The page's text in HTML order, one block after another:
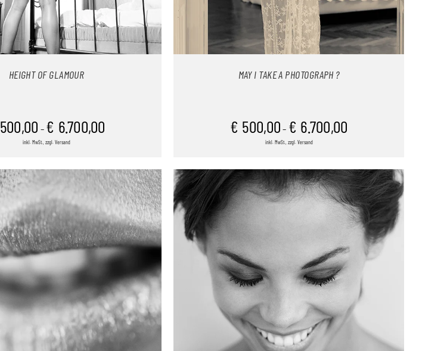
HEIGHT OF GLAMOUR
500,00 – € 6.700,00
inkl. MwSt., zzgl. Versand
MAY I TAKE A PHOTOGRAPH ?
€ 500,00 – € 6.700,00
inkl. MwSt., zzgl. Versand